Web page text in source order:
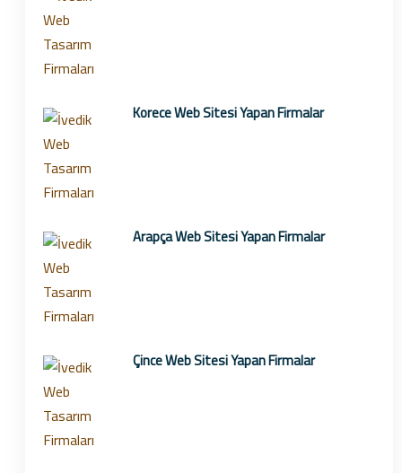
Korece Web Sitesi Yapan Firmalar
Arapça Web Sitesi Yapan Firmalar
Çince Web Sitesi Yapan Firmalar